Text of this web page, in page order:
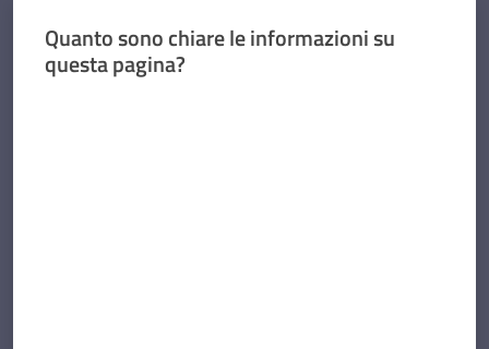
Quanto sono chiare le informazioni su
questa pagina?